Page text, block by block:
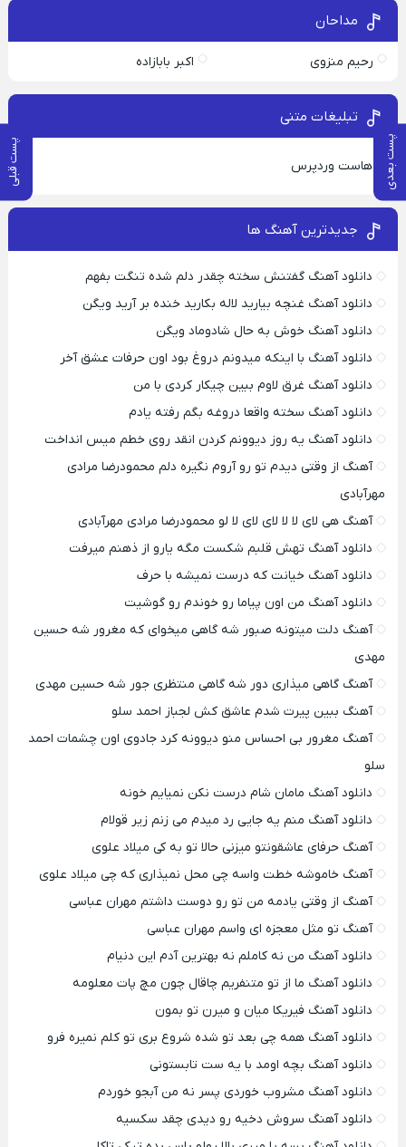
پست بعدی پست قبلی
مداحان
رحیم منزوی اکبر بابازاده
تبلیغات متنی
هاست وردپرس
جدیدترین آهنگ ها
دانلود آهنگ گفتنش سخته چقدر دلم شده تنگت بفهم
دانلود آهنگ غنچه بیارید لاله بکارید خنده بر آرید ویگن
دانلود آهنگ خوش به حال شادوماد ویگن
دانلود آهنگ با اینکه میدونم دروغ بود اون حرفات عشق آخر
دانلود آهنگ غرق لاوم ببین چیکار کردی با من
دانلود آهنگ سخته واقعا دروغه بگم رفته یادم
دانلود آهنگ یه روز دیوونم کردن انقد روی خطم میس انداخت
آهنگ از وقتی دیدم تو رو آروم نگیره دلم محمودرضا مرادی
مهرآبادی
آهنگ هی لای لا لا لای لای لا لو محمودرضا مرادی مهرآبادی
دانلود آهنگ تهش قلبم شکست مگه یارو از ذهنم میرفت
دانلود آهنگ خیانت که درست نمیشه با حرف
دانلود آهنگ من اون پیاما رو خوندم رو گوشیت
آهنگ دلت میتونه صبور شه گاهی میخوای که مغرور شه حسین
مهدی
آهنگ گاهی میذاری دور شه گاهی منتظری جور شه حسین مهدی
آهنگ ببین پیرت شدم عاشق کش لجباز احمد سلو
آهنگ مغرور بی احساس منو دیوونه کرد جادوی اون چشمات احمد
سلو
دانلود آهنگ مامان شام درست نکن نمیایم خونه
دانلود آهنگ منم یه جایی رد میدم می زنم زیر قولام
آهنگ حرفای عاشقونتو میزنی حالا تو به کی میلاد علوی
آهنگ خاموشه خطت واسه چی محل نمیذاری که چی میلاد علوی
آهنگ از وقتی یادمه من تو رو دوست داشتم مهران عباسی
آهنگ تو مثل معجزه ای واسم مهران عباسی
دانلود آهنگ من نه کاملم نه بهترین آدم این دنیام
دانلود آهنگ ما از تو متنفریم چاقال چون مچ پات معلومه
دانلود آهنگ فیریکا میان و میرن تو بمون
دانلود آهنگ همه چی بعد تو شده شروع بری تو کلم نمیره فرو
دانلود آهنگ بچه اومد با یه ست تابستونی
دانلود آهنگ مشروب خوردی پسر نه من آبجو خوردم
دانلود آهنگ سروش دخیه رو دیدی چقد سکسیه